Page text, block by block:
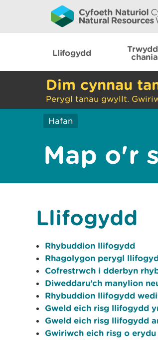
Llifogydd
Dim cynnau
Perygl tanau gwyllt.
Hafan
Map o'r
Llifogydd
Rhybuddion llifogydd
Rhagolygon perygl
Cofrestrwch i dderbyn
Diweddaru’ch manylion
Rhybuddion llifogydd
Gweld eich risg llifogydd
Gweld eich risg llifogydd
Gwiriwch eich risg o